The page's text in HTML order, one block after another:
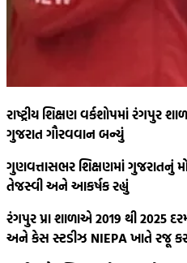
રાષ્ટ્રીય શિક્ષણ વર્કશોપમાં રંગપુર
ગુજરાત ગૌરવવાન બન્યું
ગુણવત્તાસભર શિક્ષણમાં ગુજરાતનું
તેજસ્વી અને આકર્ષક રહ્યું
રંગપુર પ્રા શાળાએ 2019 થી 2025
અને કેસ સ્ટડીઝ NIEPA ખાતે રજૂ